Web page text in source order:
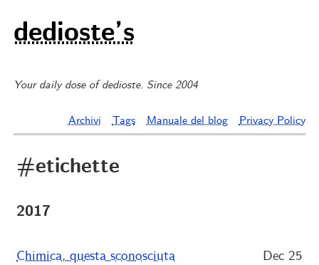
dedioste’s
Your daily dose of dedioste. Since 2004
Archivi Tags Manuale del blog Privacy Policy
#etichette
2017
Chimica, questa sconosciuta Dec 25